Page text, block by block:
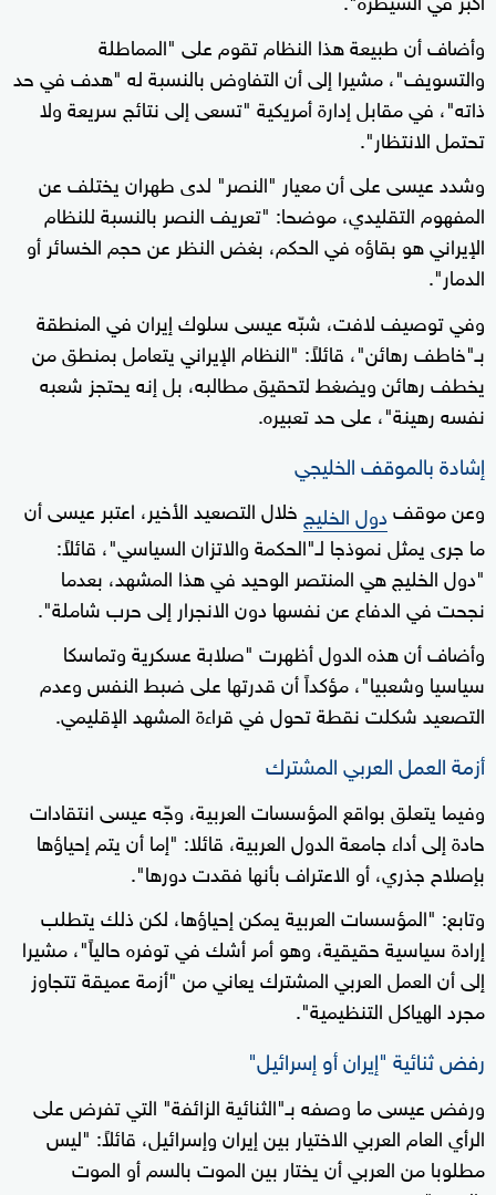
وأضاف أن طبيعة هذا النظام تقوم على "المماطلة
والتسويف"، مشيرا إلى أن التفاوض بالنسبة له "هدف في حد
ذاته"، في مقابل إدارة أمريكية "تسعى إلى نتائج سريعة ولا
تحتمل الانتظار".
وشدد عيسى على أن معيار "النصر" لدى طهران يختلف عن
المفهوم التقليدي، موضحا: "تعريف النصر بالنسبة للنظام
الإيراني هو بقاؤه في الحكم، بغض النظر عن حجم الخسائر أو
الدمار".
وفي توصيف لافت، شبّه عيسى سلوك إيران في المنطقة
بـ"خاطف رهائن"، قائلاً: "النظام الإيراني يتعامل بمنطق من
يخطف رهائن ويضغط لتحقيق مطالبه، بل إنه يحتجز شعبه
نفسه رهينة"، على حد تعبيره.
إشادة بالموقف الخليجي
وعن موقفدول الخليج خلال التصعيد الأخير، اعتبر عيسى أن
ما جرى يمثل نموذجا لـ"الحكمة والاتزان السياسي"، قائلاً:
"دول الخليج هي المنتصر الوحيد في هذا المشهد، بعدما
نجحت في الدفاع عن نفسها دون الانجرار إلى حرب شاملة".
وأضاف أن هذه الدول أظهرت "صلابة عسكرية وتماسكا
سياسيا وشعبيا"، مؤكداً أن قدرتها على ضبط النفس وعدم
التصعيد شكلت نقطة تحول في قراءة المشهد الإقليمي.
أزمة العمل العربي المشترك
وفيما يتعلق بواقع المؤسسات العربية، وجّه عيسى انتقادات
حادة إلى أداء جامعة الدول العربية، قائلا: "إما أن يتم إحياؤها
بإصلاح جذري، أو الاعتراف بأنها فقدت دورها".
وتابع: "المؤسسات العربية يمكن إحياؤها، لكن ذلك يتطلب
إرادة سياسية حقيقية، وهو أمر أشك في توفره حالياً"، مشيرا
إلى أن العمل العربي المشترك يعاني من "أزمة عميقة تتجاوز
مجرد الهياكل التنظيمية".
رفض ثنائية "إيران أو إسرائيل"
ورفض عيسى ما وصفه بـ"الثنائية الزائفة" التي تفرض على
الرأي العام العربي الاختيار بين إيران وإسرائيل، قائلاً: "ليس
مطلوبا من العربي أن يختار بين الموت بالسم أو الموت